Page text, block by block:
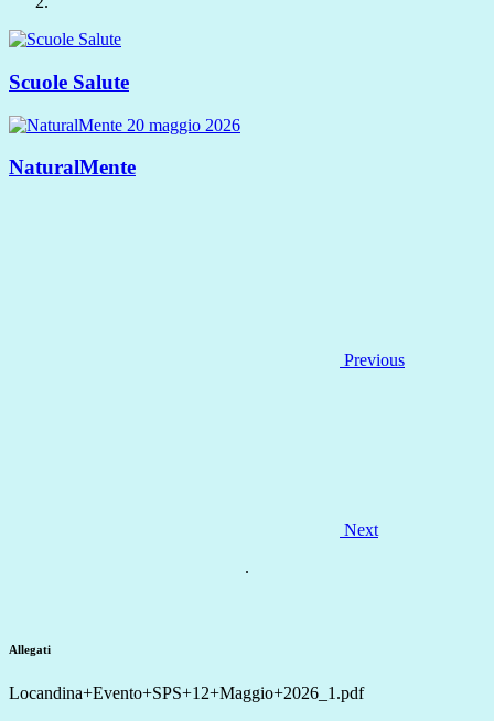
Scuole Salute
NaturalMente
Previous
Next
.
Allegati
Locandina+Evento+SPS+12+Maggio+2026_1.pdf